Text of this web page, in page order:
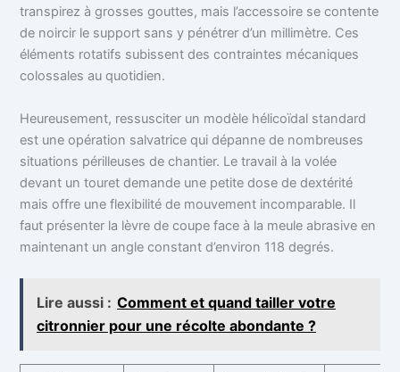
transpirez à grosses gouttes, mais l’accessoire se contente
de noircir le support sans y pénétrer d’un millimètre. Ces
éléments rotatifs subissent des contraintes mécaniques
colossales au quotidien.
Heureusement, ressusciter un modèle hélicoïdal standard
est une opération salvatrice qui dépanne de nombreuses
situations périlleuses de chantier. Le travail à la volée
devant un touret demande une petite dose de dextérité
mais offre une flexibilité de mouvement incomparable. Il
faut présenter la lèvre de coupe face à la meule abrasive en
maintenant un angle constant d’environ 118 degrés.
Lire aussi : Comment et quand tailler votre
citronnier pour une récolte abondante ?